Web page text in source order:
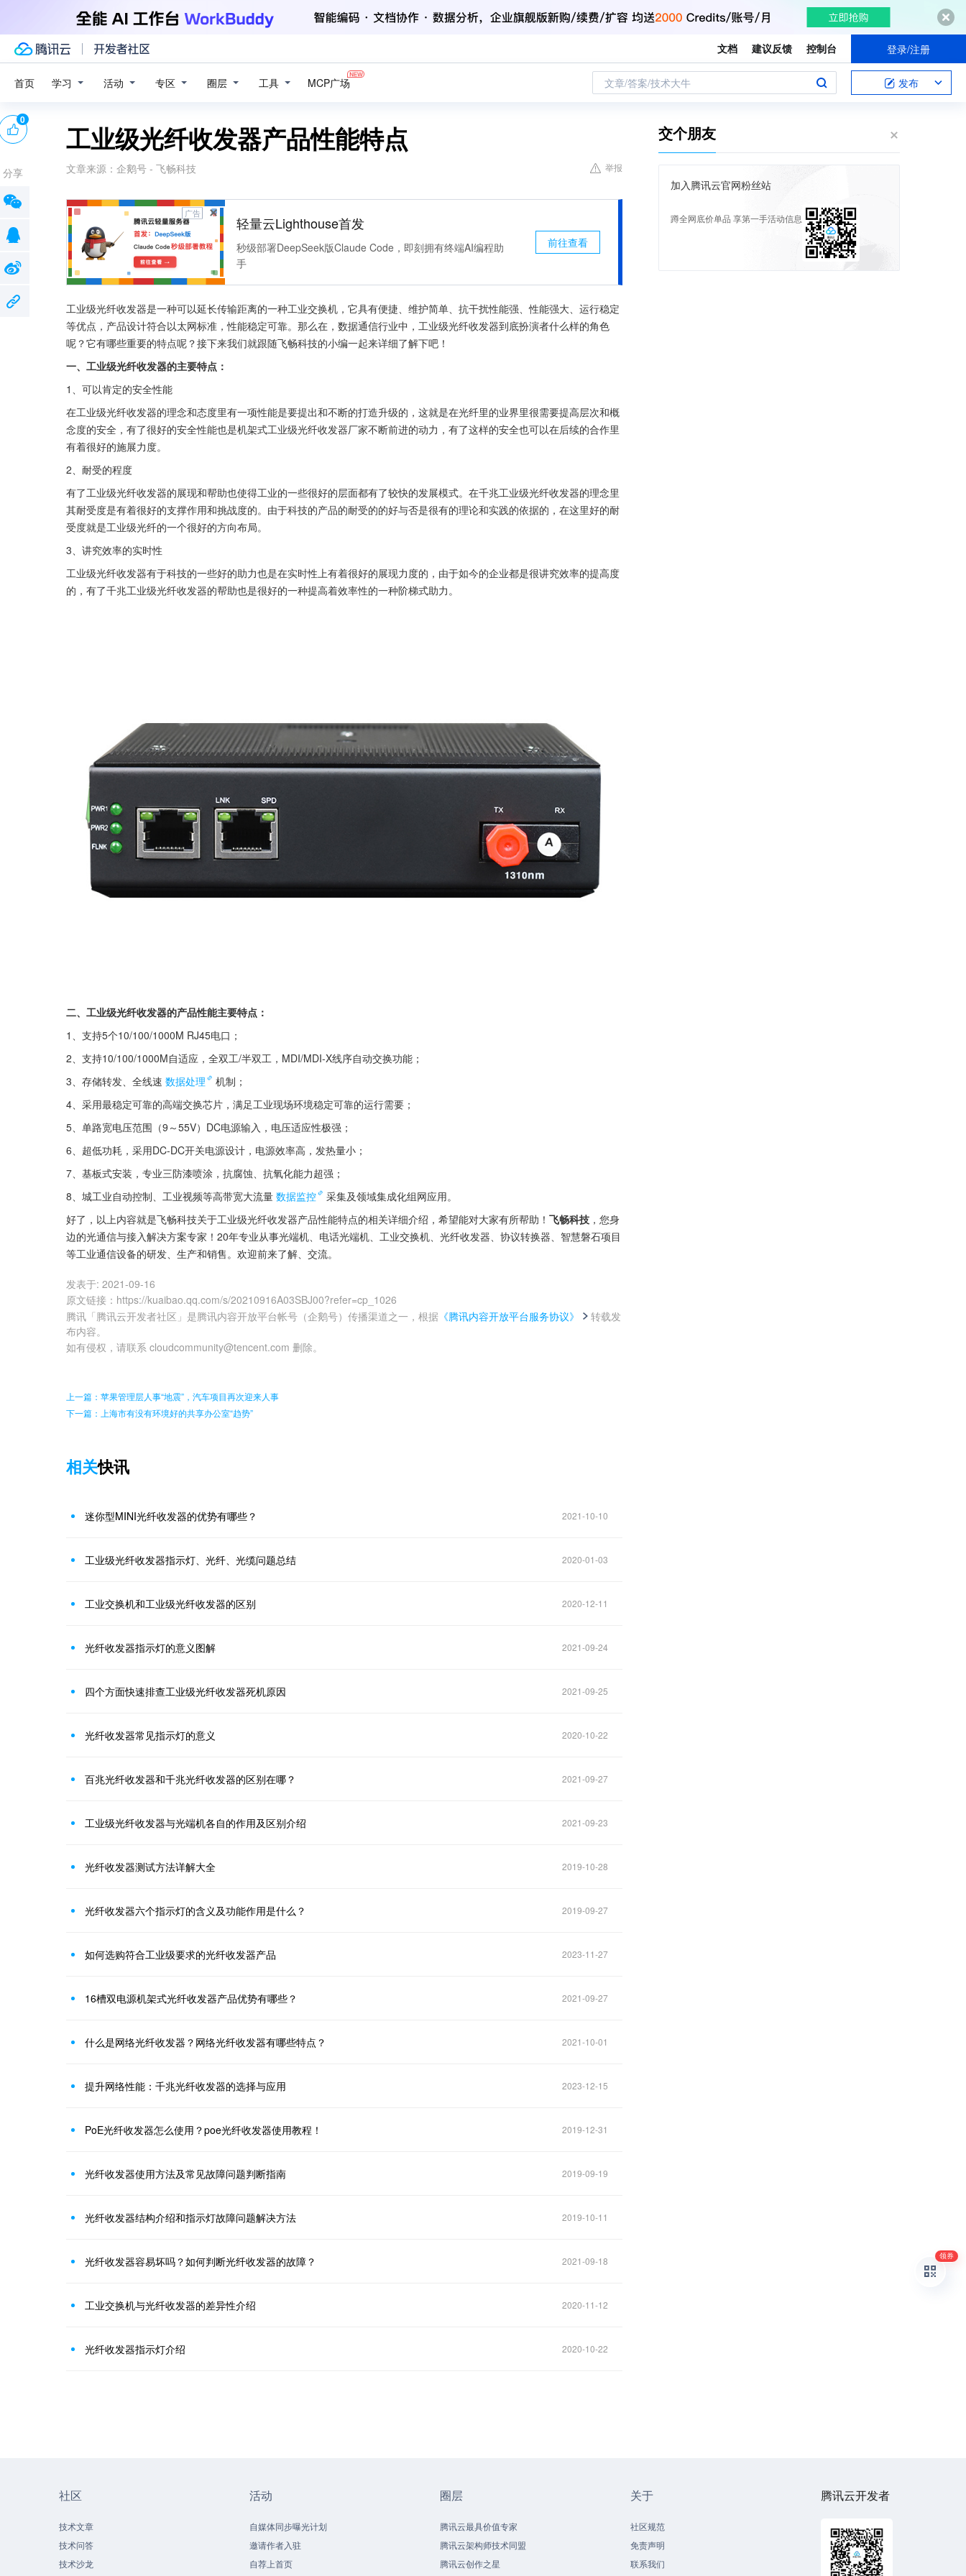
文档 建议反馈 控制台 登录/注册
首页 学习 活动 专区 圈层 工具 MCP广场 文章/答案/技术大牛 发布
工业级光纤收发器产品性能特点
文章来源： 企鹅号 - 飞畅科技 举报
广告
轻量云Lighthouse首发
秒级部署DeepSeek版Claude Code，即刻拥有终端AI编程助
手
前往查看
工业级光纤收发器是一种可以延长传输距离的一种工业交换机，它具有便捷、维护简单、抗干扰性能强、性能强大、运行稳定
等优点，产品设计符合以太网标准，性能稳定可靠。那么在，数据通信行业中，工业级光纤收发器到底扮演者什么样的角色
呢？它有哪些重要的特点呢？接下来我们就跟随飞畅科技的小编一起来详细了解下吧！
一、工业级光纤收发器的主要特点：
1、可以肯定的安全性能
在工业级光纤收发器的理念和态度里有一项性能是要提出和不断的打造升级的，这就是在光纤里的业界里很需要提高层次和概
念度的安全，有了很好的安全性能也是机架式工业级光纤收发器厂家不断前进的动力，有了这样的安全也可以在后续的合作里
有着很好的施展力度。
2、耐受的程度
有了工业级光纤收发器的展现和帮助也使得工业的一些很好的层面都有了较快的发展模式。在千兆工业级光纤收发器的理念里
其耐受度是有着很好的支撑作用和挑战度的。由于科技的产品的耐受的的好与否是很有的理论和实践的依据的，在这里好的耐
受度就是工业级光纤的一个很好的方向布局。
3、讲究效率的实时性
工业级光纤收发器有于科技的一些好的助力也是在实时性上有着很好的展现力度的，由于如今的企业都是很讲究效率的提高度
的，有了千兆工业级光纤收发器的帮助也是很好的一种提高着效率性的一种阶梯式助力。
二、工业级光纤收发器的产品性能主要特点：
1、支持5个10/100/1000M RJ45电口；
2、支持10/100/1000M自适应，全双工/半双工，MDI/MDI-X线序自动交换功能；
3、存储转发、全线速 数据处理
机制；
4、采用最稳定可靠的高端交换芯片，满足工业现场环境稳定可靠的运行需要；
5、单路宽电压范围（9～55V）DC电源输入，电压适应性极强；
6、超低功耗，采用DC-DC开关电源设计，电源效率高，发热量小；
7、基板式安装，专业三防漆喷涂，抗腐蚀、抗氧化能力超强；
8、城工业自动控制、工业视频等高带宽大流量 数据监控
采集及领域集成化组网应用。
好了，以上内容就是飞畅科技关于工业级光纤收发器产品性能特点的相关详细介绍，希望能对大家有所帮助！ 飞畅科技 ，您身
边的光通信与接入解决方案专家！20年专业从事光端机、电话光端机、工业交换机、光纤收发器、协议转换器、智慧磐石项目
等工业通信设备的研发、生产和销售。欢迎前来了解、交流。
发表于: 2021-09-16
原文链接 ： https://kuaibao.qq.com/s/20210916A03SBJ00?refer=cp_1026
腾讯「腾讯云开发者社区」是腾讯内容开放平台帐号（企鹅号）传播渠道之一，根据 《腾讯内容开放平台服务协议》
转载发
布内容。
如有侵权，请联系 cloudcommunity@tencent.com 删除。
0
分享
上一篇：苹果管理层人事“地震”，汽车项目再次迎来人事
下一篇：上海市有没有环境好的共享办公室“趋势”
相关快讯
迷你型MINI光纤收发器的优势有哪些？ 2021-10-10
工业级光纤收发器指示灯、光纤、光缆问题总结 2020-01-03
工业交换机和工业级光纤收发器的区别 2020-12-11
光纤收发器指示灯的意义图解 2021-09-24
四个方面快速排查工业级光纤收发器死机原因 2021-09-25
光纤收发器常见指示灯的意义 2020-10-22
百兆光纤收发器和千兆光纤收发器的区别在哪？ 2021-09-27
工业级光纤收发器与光端机各自的作用及区别介绍 2021-09-23
光纤收发器测试方法详解大全 2019-10-28
光纤收发器六个指示灯的含义及功能作用是什么？ 2019-09-27
如何选购符合工业级要求的光纤收发器产品 2023-11-27
16槽双电源机架式光纤收发器产品优势有哪些？ 2021-09-27
什么是网络光纤收发器？网络光纤收发器有哪些特点？ 2021-10-01
提升网络性能：千兆光纤收发器的选择与应用 2023-12-15
PoE光纤收发器怎么使用？poe光纤收发器使用教程！ 2019-12-31
光纤收发器使用方法及常见故障问题判断指南 2019-09-19
光纤收发器结构介绍和指示灯故障问题解决方法 2019-10-11
光纤收发器容易坏吗？如何判断光纤收发器的故障？ 2021-09-18
工业交换机与光纤收发器的差异性介绍 2020-11-12
光纤收发器指示灯介绍 2020-10-22
交个朋友
加入腾讯云官网粉丝站
蹲全网底价单品 享第一手活动信息
社区
技术文章
技术问答
技术沙龙
活动
自媒体同步曝光计划
邀请作者入驻
自荐上首页
圈层
腾讯云最具价值专家
腾讯云架构师技术同盟
腾讯云创作之星
关于
社区规范
免责声明
联系我们
腾讯云开发者
领券